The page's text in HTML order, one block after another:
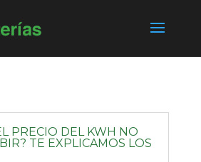
PRECIO DEL KWH NO
TE EXPLICAMOS LOS